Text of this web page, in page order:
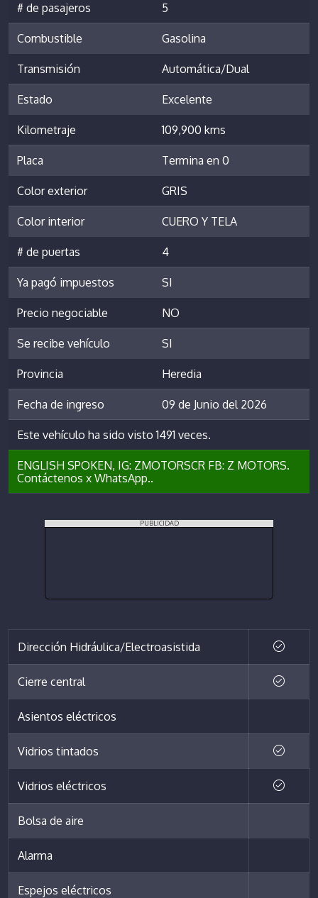
# de pasajeros 5
Combustible Gasolina
Transmisión Automática/Dual
Estado Excelente
Kilometraje 109,900 kms
Placa Termina en 0
Color exterior GRIS
Color interior CUERO Y TELA
# de puertas 4
Ya pagó impuestos SI
Precio negociable NO
Se recibe vehículo SI
Provincia Heredia
Fecha de ingreso 09 de Junio del 2026
Este vehículo ha sido visto 1491 veces.
ENGLISH SPOKEN, IG: ZMOTORSCR FB: Z MOTORS.
Contáctenos x WhatsApp..
PUBLICIDAD
Dirección Hidráulica/Electroasistida
Cierre central
Asientos eléctricos
Vidrios tintados
Vidrios eléctricos
Bolsa de aire
Alarma
Espejos eléctricos